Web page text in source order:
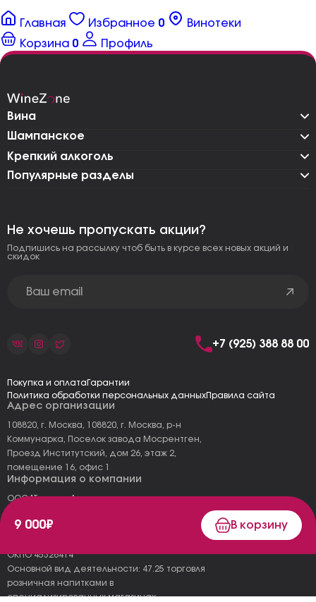
9 000₽ В корзину
Главная Избранное 0
Винотеки
Корзина 0 Профиль
Вина
Шампанское
Крепкий алкоголь
Популярные разделы
Адрес организации
108820, г. Москва, 108820, г. Москва, р-н
Коммунарка, Поселок завода Мосрентген,
Проезд Институтский, дом 26, этаж 2,
помещение 16, офис 1
Информация о компании
ООО "Тоскана"
КПП: 775101001
ОКПО 45326414
Основной вид деятельности: 47.25 торговля
розничная напитками в
специализированных магазинах
Не хочешь пропускать акции?
Подпишись на рассылку чтоб быть в курсе всех новых акций и
скидок
+7 (925) 388 88 00
Покупка и оплата Гарантии
Политика обработки персональных данныхПравила сайта